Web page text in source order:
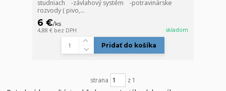
studniach -závlahový systém -potravinárske
rozvody ( pivo,...
6 €/ks
4,88 € bez DPH skladom
Pridať do košíka
strana z 1